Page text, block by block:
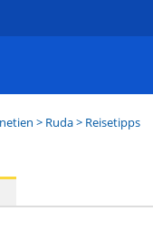
> Ruda> Reisetipps